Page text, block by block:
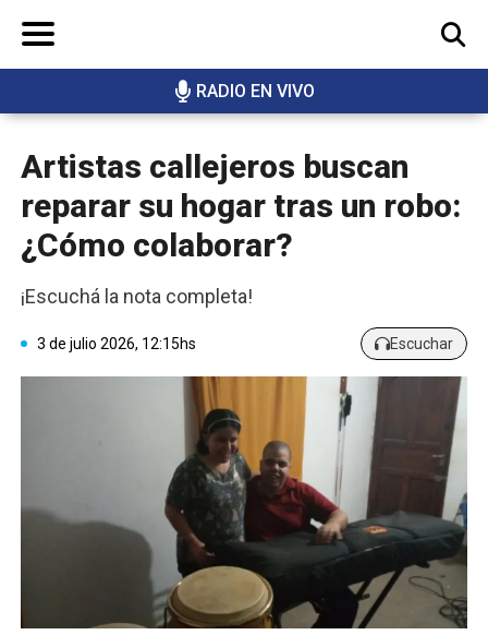
RADIO EN VIVO
BUSCAR
Artistas callejeros buscan
reparar su hogar tras un robo:
¿Cómo colaborar?
¡Escuchá la nota completa!
3 de julio 2026, 12:15hs Escuchar